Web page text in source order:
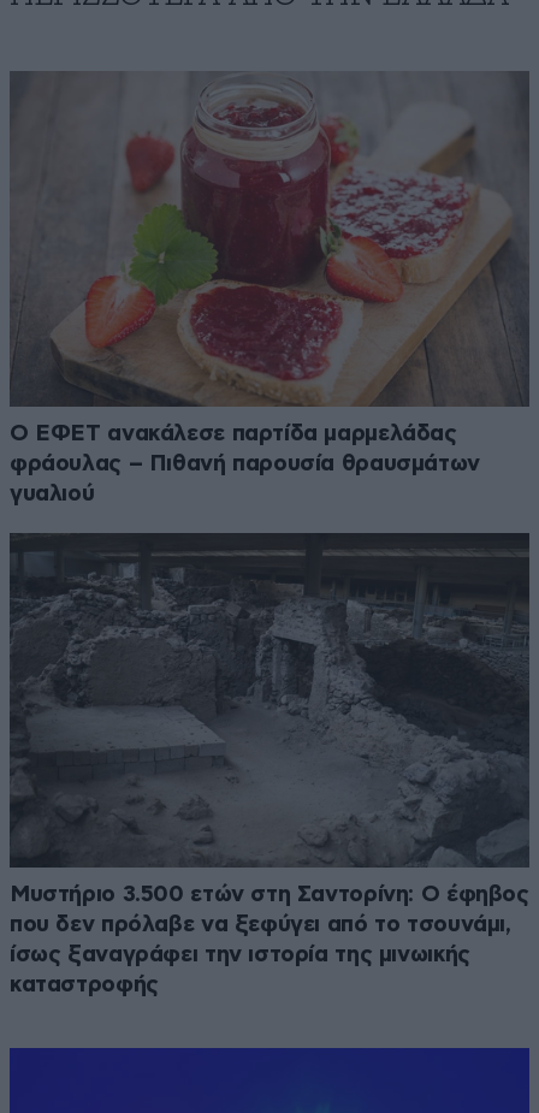
Ο ΕΦΕΤ ανακάλεσε παρτίδα μαρμελάδας
φράουλας – Πιθανή παρουσία θραυσμάτων
γυαλιού
Μυστήριο 3.500 ετών στη Σαντορίνη: Ο έφηβος
που δεν πρόλαβε να ξεφύγει από το τσουνάμι,
ίσως ξαναγράφει την ιστορία της μινωικής
καταστροφής